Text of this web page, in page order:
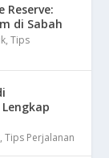
di Sabah
,Tips
,Tips Perjalanan